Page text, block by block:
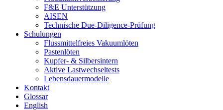
F&E Unterstützung
AISEN
Technische Due-Diligence-Prüfung
Schulungen
Flussmittelfreies Vakuumlöten
Pastenlöten
Kupfer- & Silbersintern
Aktive Lastwechseltests
Lebensdauermodelle
Kontakt
Glossar
English